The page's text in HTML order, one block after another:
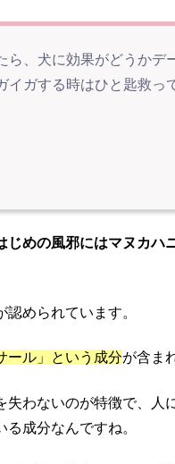
ら、犬に効果がどうかデ
イガする時はひと匙救っ
めの風邪にはマヌカハ
められています。
ール」という成分が含ま
失わないのが特徴で、人
成分なんですね。